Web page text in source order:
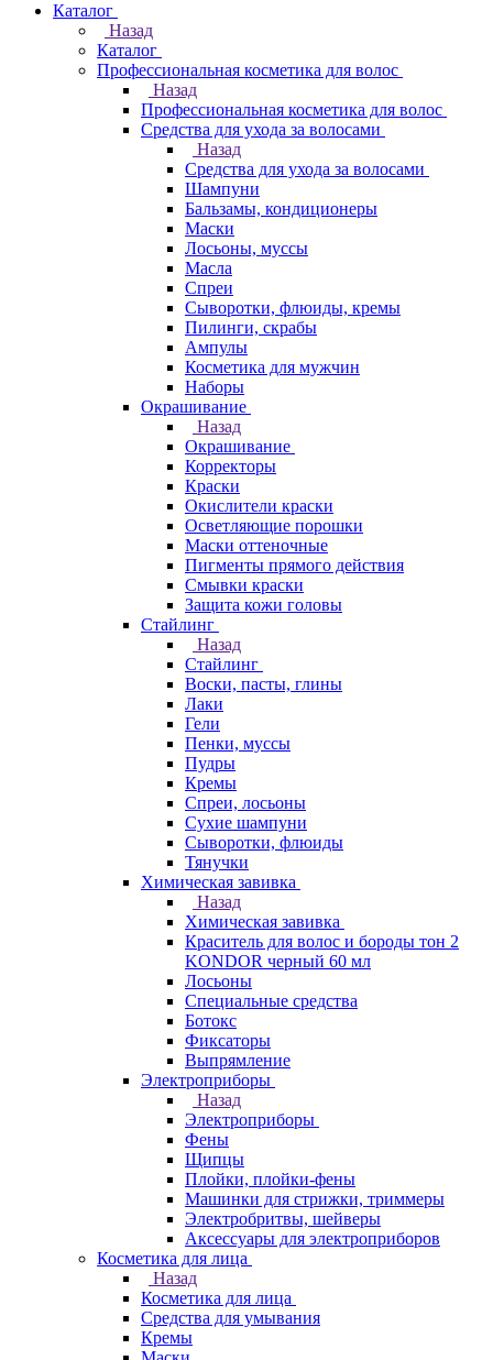
Каталог
Назад
Каталог
Профессиональная косметика для волос
Назад
Профессиональная косметика для волос
Средства для ухода за волосами
Назад
Средства для ухода за волосами
Шампуни
Бальзамы, кондиционеры
Маски
Лосьоны, муссы
Масла
Спреи
Сыворотки, флюиды, кремы
Пилинги, скрабы
Ампулы
Косметика для мужчин
Наборы
Окрашивание
Назад
Окрашивание
Корректоры
Краски
Окислители краски
Осветляющие порошки
Маски оттеночные
Пигменты прямого действия
Смывки краски
Защита кожи головы
Стайлинг
Назад
Стайлинг
Воски, пасты, глины
Лаки
Гели
Пенки, муссы
Пудры
Кремы
Спреи, лосьоны
Сухие шампуни
Сыворотки, флюиды
Тянучки
Химическая завивка
Назад
Химическая завивка
Краситель для волос и бороды тон 2
KONDOR черный 60 мл
Лосьоны
Специальные средства
Ботокс
Фиксаторы
Выпрямление
Электроприборы
Назад
Электроприборы
Фены
Щипцы
Плойки, плойки-фены
Машинки для стрижки, триммеры
Электробритвы, шейверы
Аксессуары для электроприборов
Косметика для лица
Назад
Косметика для лица
Средства для умывания
Кремы